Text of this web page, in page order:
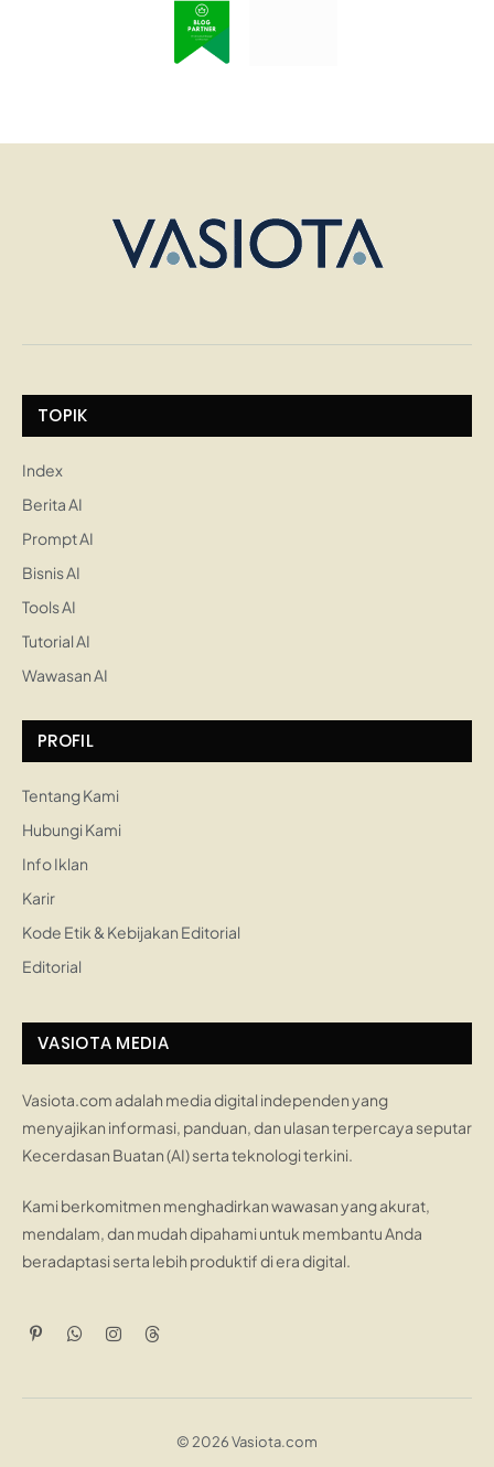
TOPIK
Index
Berita AI
Prompt AI
Bisnis AI
Tools AI
Tutorial AI
Wawasan AI
PROFIL
Tentang Kami
Hubungi Kami
Info Iklan
Karir
Kode Etik & Kebijakan Editorial
Editorial
VASIOTA MEDIA
Vasiota.com adalah media digital independen yang
menyajikan informasi, panduan, dan ulasan terpercaya seputar
Kecerdasan Buatan (AI) serta teknologi terkini.
Kami berkomitmen menghadirkan wawasan yang akurat,
mendalam, dan mudah dipahami untuk membantu Anda
beradaptasi serta lebih produktif di era digital.
PinterestWhatsApp
InstagramThreads
© 2026 Vasiota.com